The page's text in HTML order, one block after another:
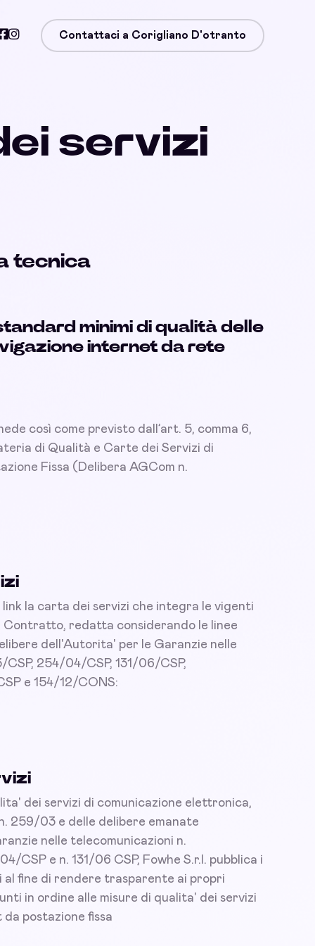
Contattaci a Corigliano D'otranto
servizi
tecnica
minimi di qualità delle
internet da rete
così come previsto dall’art. 5, comma 6,
di Qualità e Carte dei Servizi di
Fissa (Delibera AGCom n.
link la carta dei servizi che integra le vigenti
Contratto, redatta considerando le linee
dell'Autorita' per le Garanzie nelle
254/04/CSP, 131/06/CSP,
e 154/12/CONS:
dei servizi di comunicazione elettronica,
259/03 e delle delibere emanate
nelle telecomunicazioni n.
CSP e n. 131/06 CSP, Fowhe S.r.l. pubblica i
fine di rendere trasparente ai propri
in ordine alle misure di qualita' dei servizi
postazione fissa